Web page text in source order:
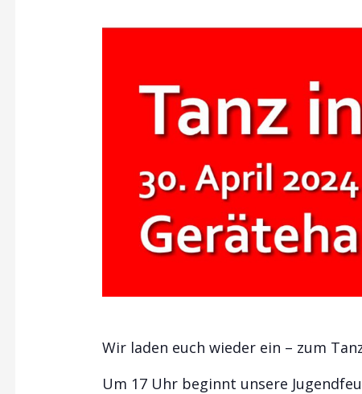
Wir laden euch wieder ein – zum
Um 17 Uhr beginnt unsere